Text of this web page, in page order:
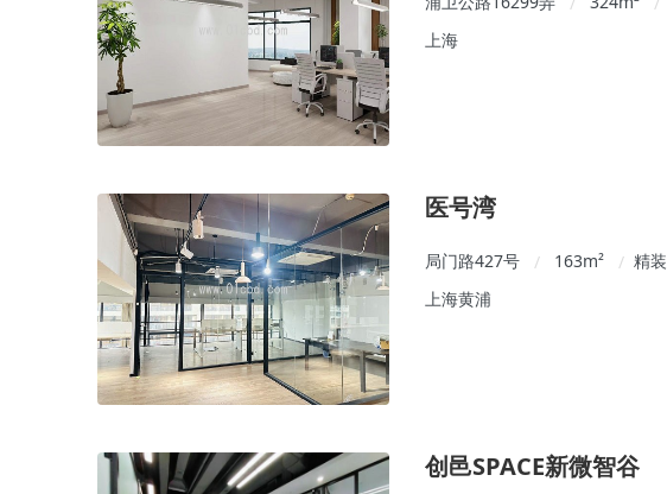
上海
医号湾
局门路427号 / 163m² / 精装
上海黄浦
创邑SPACE新微智谷